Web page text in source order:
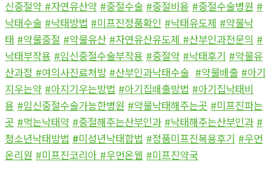
신중절약 #자연유산약 #중절수술 #중절비용 #중절수술병원 #
낙태수술 #낙태방법 #미프진정품확인 #낙태유도제 #약물낙
태 #약물중절 #약물유산 #자연유산유도제 #산부인과전문의 #
낙태부작용 #임신중절수술부작용 #중절약 #낙태후기 #약물유
산과정 #여의사진료처방 #산부인과낙태수술 #약물배출 #아기
지우는약 #아지기우는방법 #아기집배출방법 #아기집낙태비
용 #임신중절수술가능한병원 #약물낙태해주는곳 #미프진파는
곳 #먹는낙태약 #중절해주는산부인과 #낙태해주는산부인과 #
청소년낙태방법 #미성년낙태합법 #정품미프진복용후기 #우먼
온리원 #미프진코리아 #우먼온웹 #미프진약국